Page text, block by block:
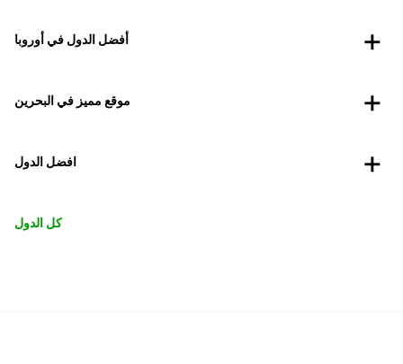
أفضل الدول في أوروبا
موقع مميز في البحرين
افضل الدول
كل الدول